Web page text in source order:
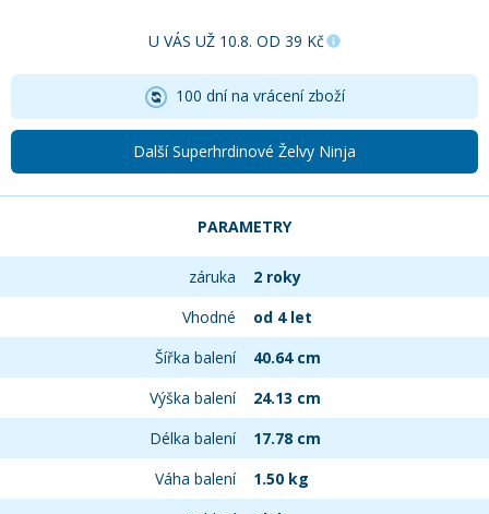
U VÁS UŽ 10.8. OD 39 Kč
100 dní na vrácení zboží
Další Superhrdinové Želvy Ninja
PARAMETRY
záruka
2 roky
Vhodné
od 4 let
Šířka balení
40.64 cm
Výška balení
24.13 cm
Délka balení
17.78 cm
Váha balení
1.50 kg